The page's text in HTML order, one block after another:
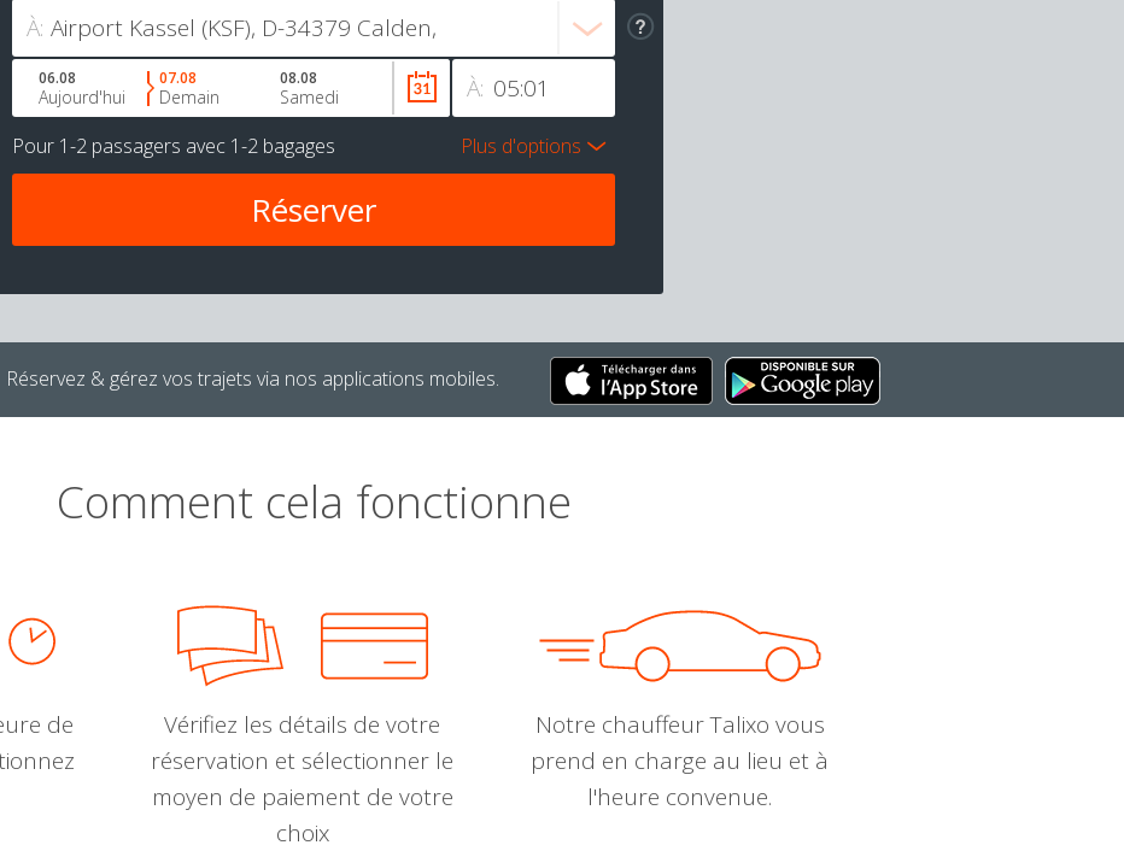
À:
À:
06.08
Aujourd'hui
07.08
Demain
08.08
Samedi
Pour 1-2 passagers avec 1-2 bagages Plus d'options
Réservez & gérez vos trajets via nos applications mobiles.
Comment cela fonctionne
de
Vérifiez les détails de votre
réservation et sélectionner le
moyen de paiement de votre
choix
Notre chauffeur Talixo vous
prend en charge au lieu et à
l'heure convenue.